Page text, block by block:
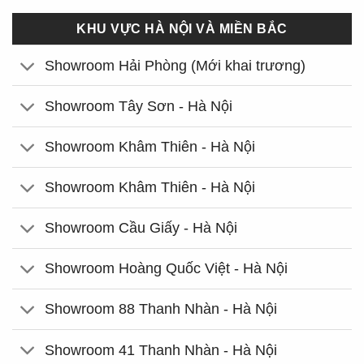
KHU VỰC HÀ NỘI VÀ MIỀN BẮC
Showroom Hải Phòng (Mới khai trương)
Showroom Tây Sơn - Hà Nội
Showroom Khâm Thiên - Hà Nội
Showroom Khâm Thiên - Hà Nội
Showroom Cầu Giấy - Hà Nội
Showroom Hoàng Quốc Việt - Hà Nội
Showroom 88 Thanh Nhàn - Hà Nội
Showroom 41 Thanh Nhàn - Hà Nội